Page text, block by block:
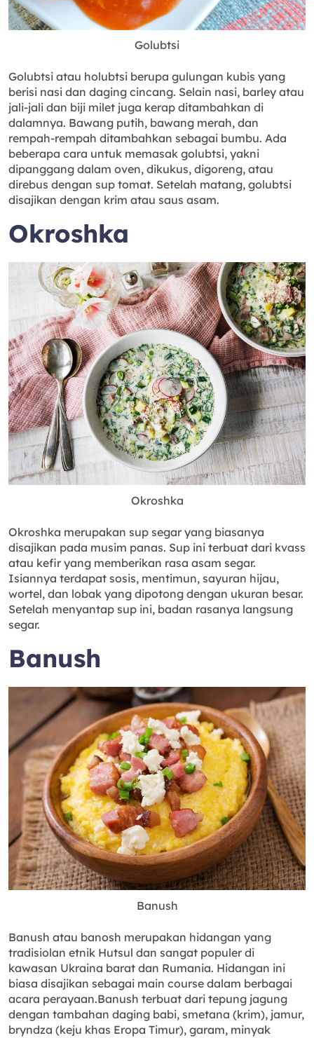
Golubtsi
Golubtsi atau holubtsi berupa gulungan kubis yang
berisi nasi dan daging cincang. Selain nasi, barley atau
jali-jali dan biji milet juga kerap ditambahkan di
dalamnya. Bawang putih, bawang merah, dan
rempah-rempah ditambahkan sebagai bumbu. Ada
beberapa cara untuk memasak golubtsi, yakni
dipanggang dalam oven, dikukus, digoreng, atau
direbus dengan sup tomat. Setelah matang, golubtsi
disajikan dengan krim atau saus asam.
Okroshka
Okroshka
Okroshka merupakan sup segar yang biasanya
disajikan pada musim panas. Sup ini terbuat dari kvass
atau kefir yang memberikan rasa asam segar.
Isiannya terdapat sosis, mentimun, sayuran hijau,
wortel, dan lobak yang dipotong dengan ukuran besar.
Setelah menyantap sup ini, badan rasanya langsung
segar.
Banush
Banush
Banush atau banosh merupakan hidangan yang
tradisiolan etnik Hutsul dan sangat populer di
kawasan Ukraina barat dan Rumania. Hidangan ini
biasa disajikan sebagai main course dalam berbagai
acara perayaan.Banush terbuat dari tepung jagung
dengan tambahan daging babi, smetana (krim), jamur,
bryndza (keju khas Eropa Timur), garam, minyak